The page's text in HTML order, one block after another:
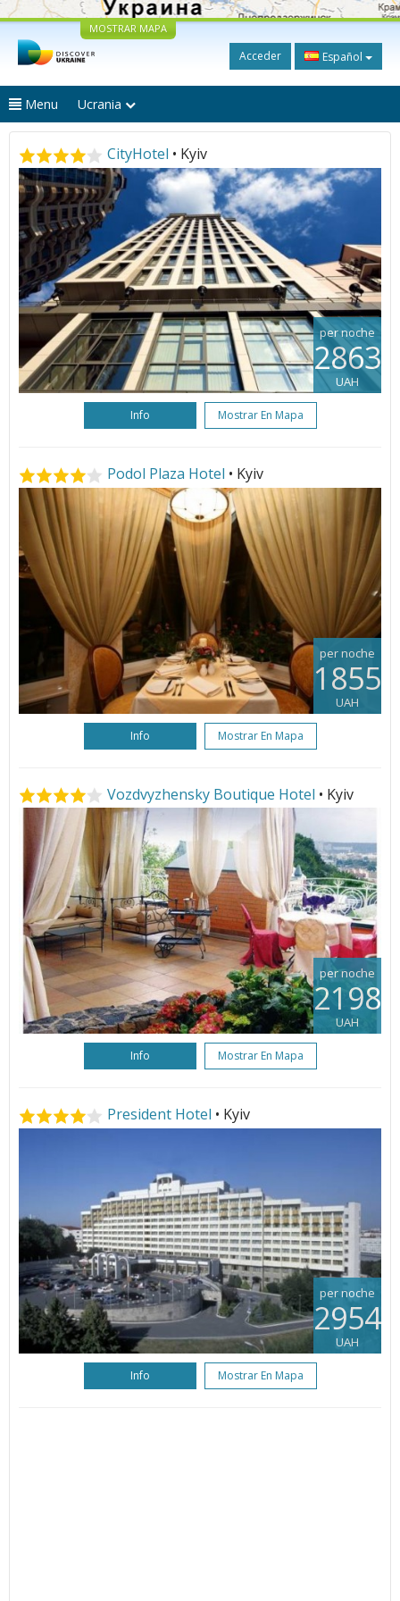
MOSTRAR MAPA
Acceder Español
Menu Ucrania
CityHotel • Kyiv
per noche
2863
UAH
Info Mostrar En Mapa
Podol Plaza Hotel • Kyiv
per noche
1855
UAH
Info Mostrar En Mapa
Vozdvyzhensky Boutique Hotel • Kyiv
per noche
2198
UAH
Info Mostrar En Mapa
President Hotel • Kyiv
per noche
2954
UAH
Info Mostrar En Mapa